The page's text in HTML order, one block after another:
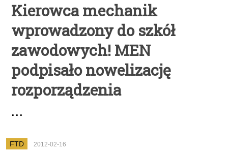
Kierowca mechanik
wprowadzony do szkół
zawodowych! MEN
podpisało nowelizację
rozporządzenia
...
FTD 2012-02-16